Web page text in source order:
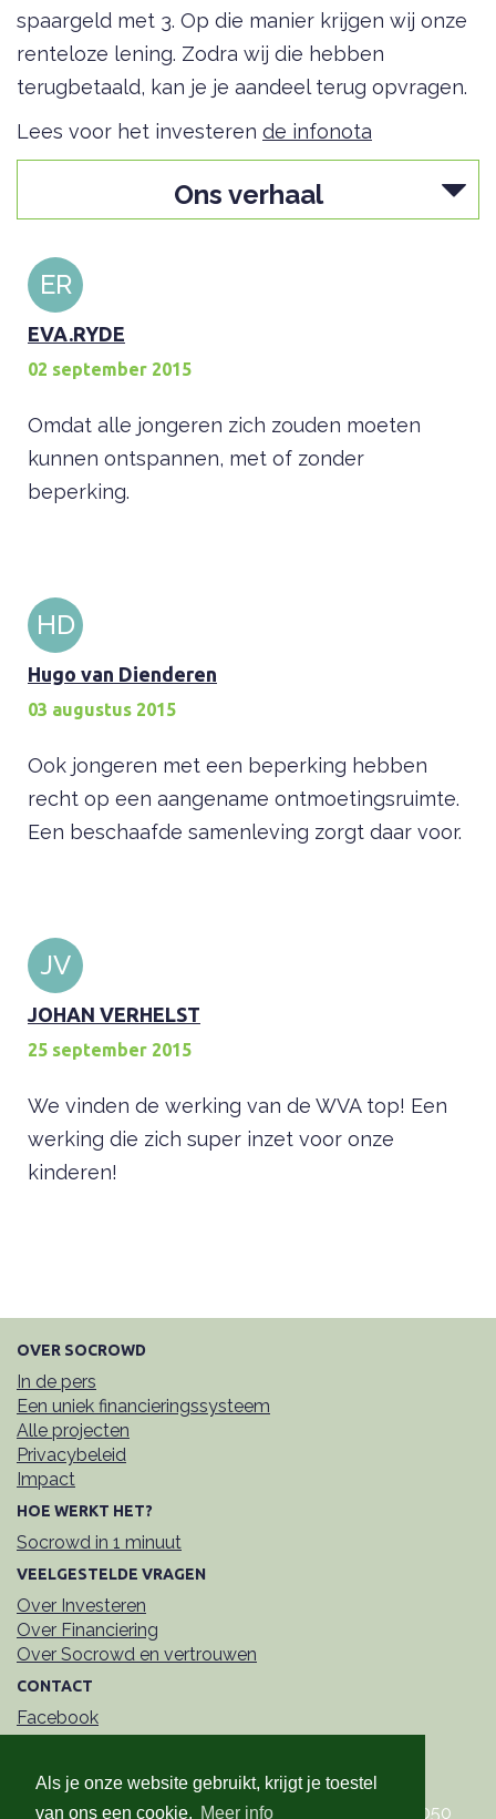
Als je onze website gebruikt, krijgt je toestel
van ons een cookie. Meer info
spaargeld met 3. Op die manier krijgen wij onze
renteloze lening. Zodra wij die hebben
terugbetaald, kan je je aandeel terug opvragen.
Lees voor het investeren de infonota
Ons verhaal
ER
EVA.RYDE
02 september 2015
Omdat alle jongeren zich zouden moeten
kunnen ontspannen, met of zonder
beperking.
HD
Hugo van Dienderen
03 augustus 2015
Ook jongeren met een beperking hebben
recht op een aangename ontmoetingsruimte.
Een beschaafde samenleving zorgt daar voor.
JV
JOHAN VERHELST
25 september 2015
We vinden de werking van de WVA top! Een
werking die zich super inzet voor onze
kinderen!
OVER SOCROWD
In de pers
Een uniek financieringssysteem
Alle projecten
Privacybeleid
Impact
HOE WERKT HET?
Socrowd in 1 minuut
VEELGESTELDE VRAGEN
Over Investeren
Over Financiering
Over Socrowd en vertrouwen
CONTACT
Facebook
LinkedIn
Socrowd Erkende CVSO• Kerkstraat 108 • 9050